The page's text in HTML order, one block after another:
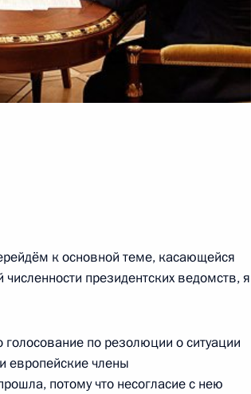
Башаром Асадом
Асадом
к основной теме, касающейся
президентских ведомств, я
по резолюции о ситуации
европейские члены
потому что несогласие с нею